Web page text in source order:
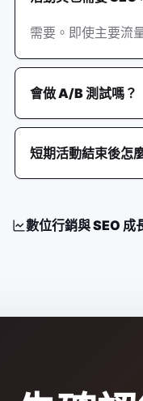
需要。即使主要流
會做 A/B 測試嗎？
短期活動結束後怎
數位行銷與 SEO 成